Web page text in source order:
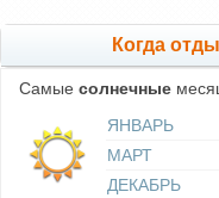
Когда
Самые солнечные
ЯНВАРЬ
МАРТ
ДЕКАБРЬ